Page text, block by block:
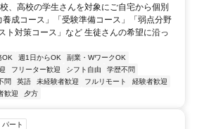
、高校の学生さんを対象にご自宅から個別
養成コース」「受験準備コース」「弱点分野
ト対策コース」など 生徒さんの希望に沿っ
OK 週1日からOK
副業・WワークOK
フリーター歓迎 シフト自由
学歴不問
問 英語 未経験者歓迎 フルリモート
経験者歓迎
歓迎 夕方
パート